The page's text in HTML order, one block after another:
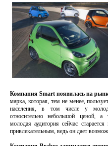
Компания Smart появилась на
марка, которая, тем не менее,
населения, в том числе у
относительно небольшой ценой, а
молодая аудитория сейчас
привлекательным, ведь он дает